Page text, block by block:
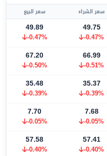
سعر الشراء سعر البيع
49.75
-0.47%
49.89
-0.47%
66.99
-0.51%
67.20
-0.50%
35.37
-0.39%
35.48
-0.39%
7.68
-0.05%
7.70
-0.05%
57.41
-0.40%
57.58
-0.40%